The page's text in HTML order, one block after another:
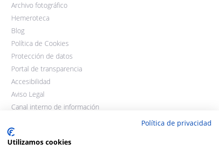
Archivo fotográfico
Hemeroteca
Blog
Política de Cookies
Protección de datos
Portal de transparencia
Accesibilidad
Aviso Legal
Canal interno de información
Política de privacidad
Utilizamos cookies